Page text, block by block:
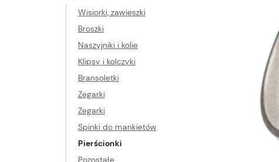
Wisiorki, zawieszki
Broszki
Naszyjniki i kolie
Klipsy i kolczyki
Bransoletki
Zegarki
Zegarki
Spinki do mankietów
Pierścionki
Pozostałe